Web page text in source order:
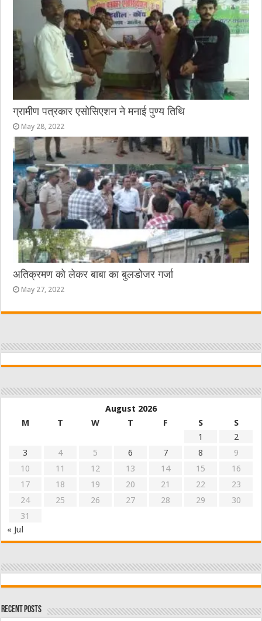
ग्रामीण पत्रकार एसोसिएशन ने मनाई पुण्य तिथि
May 28, 2022
अतिक्रमण को लेकर बाबा का बुलडोजर गर्जा
May 27, 2022
August 2026
M
T W T F S
S
1
2
3
4 5 6 7 8
9
10
11 12 13 14 15
16
17
18 19 20 21 22
23
24
25 26 27 28 29
30
31
« Jul
Recent Posts